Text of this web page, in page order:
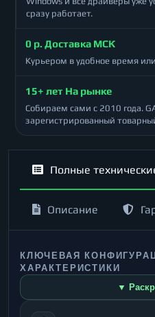
сразу работает.
0 р. Доставка МСК
Курьером в удобное время
15+ лет На рынке
Собираем сами с 2010 года.
зарегистрированный
Полные
Описание
КЛЮЧЕВАЯ
ХАРАКТЕРИСТИКИ
▼